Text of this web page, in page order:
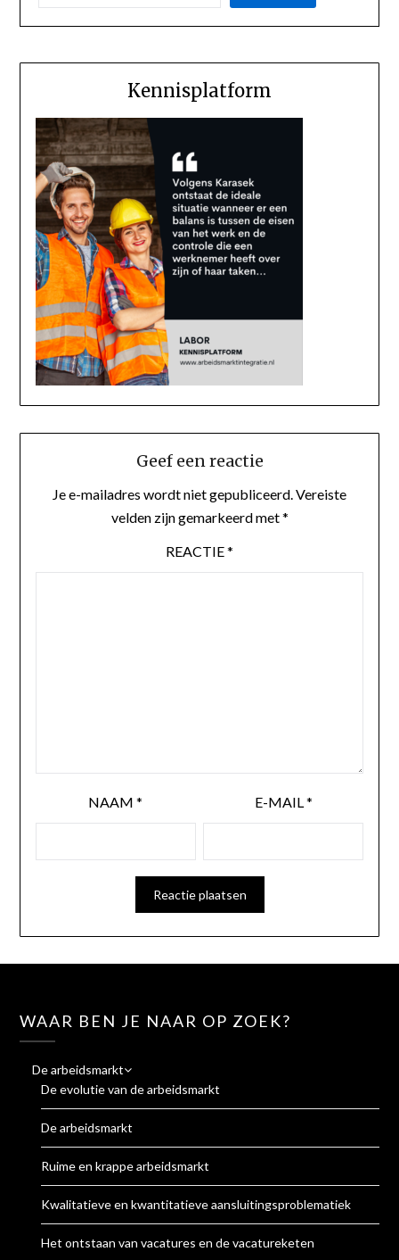
Kennisplatform
Geef een reactie
Je e-mailadres wordt niet gepubliceerd. Vereiste
velden zijn gemarkeerd met*
REACTIE*
NAAM* E-MAIL *
WAAR BEN JE NAAR OP ZOEK?
De arbeidsmarkt
De evolutie van de arbeidsmarkt
De arbeidsmarkt
Ruime en krappe arbeidsmarkt
Kwalitatieve en kwantitatieve aansluitingsproblematiek
Het ontstaan van vacatures en de vacatureketen